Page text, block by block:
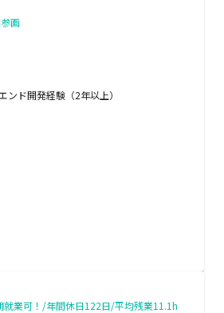
画
ド開発経験（2年以上）
就業可！/年間休日122日/平均残業11.1h